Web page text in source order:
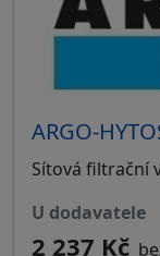
ARGO-
Sítová filtrační
u dodavatele
2 237 Kč